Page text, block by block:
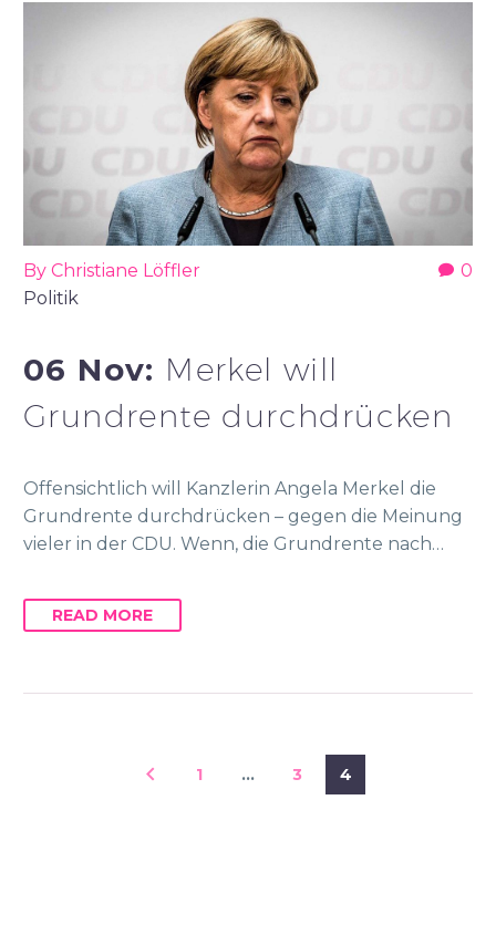
0
By Christiane Löffler
Politik
06 Nov: Merkel will
Grundrente durchdrücken
Offensichtlich will Kanzlerin Angela Merkel die
Grundrente durchdrücken – gegen die Meinung
vieler in der CDU. Wenn, die Grundrente nach…
READ MORE
1 … 3 4